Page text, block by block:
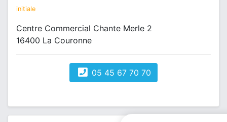
initiale
Centre Commercial Chante Merle 2
16400 La Couronne
05 45 67 70 70